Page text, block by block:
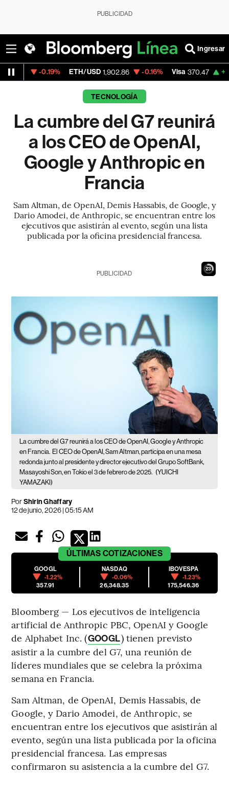
PUBLICIDAD
Ingresar
ETH/USD 1,902.86 -0.16% Visa 370.47 +0.52%
TECNOLOGÍA
La cumbre del G7 reunirá
a los CEO de OpenAI,
Google y Anthropic en
Francia
Sam Altman, de OpenAI, Demis Hassabis, de Google, y
Dario Amodei, de Anthropic, se encuentran entre los
ejecutivos que asistirán al evento, según una lista
publicada por la oficina presidencial francesa.
22
PUBLICIDAD
La cumbre del G7 reunirá a los CEO de OpenAI, Google y Anthropic
en Francia. El CEO de OpenAI, Sam Altman, participa en una mesa
redonda junto al presidente y director ejecutivo del Grupo SoftBank,
Masayoshi Son, en Tokio el 3 de febrero de 2025. (YUICHI
YAMAZAKI)
PorShirin Ghaffary
12 de junio, 2026 | 05:15 AM
ÚLTIMAS COTIZACIONES
GOOGL
-1.22%
357.91
NASDAQ
-0.06%
26,348.35
IBOVESPA
-1.23%
175,546.36
Bloomberg — Los ejecutivos de inteligencia
artificial de Anthropic PBC, OpenAI y Google
de Alphabet Inc. (GOOGL) tienen previsto
asistir a la cumbre del G7, una reunión de
líderes mundiales que se celebra la próxima
semana en Francia.
Sam Altman, de OpenAI, Demis Hassabis, de
Google, y Dario Amodei, de Anthropic, se
encuentran entre los ejecutivos que asistirán al
evento, según una lista publicada por la oficina
presidencial francesa. Las empresas
confirmaron su asistencia a la cumbre del G7.